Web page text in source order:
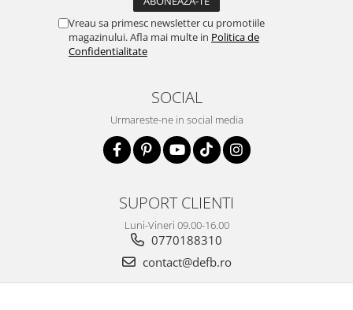
Vreau sa primesc newsletter cu promotiile
magazinului. Afla mai multe in Politica de
Confidentialitate
SOCIAL
Urmareste-ne in social media
SUPORT CLIENTI
Luni-Vineri 09.00-16.00
0770188310
contact@defb.ro